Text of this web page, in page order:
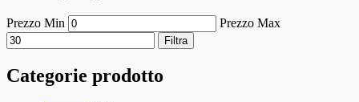
Prezzo Min Prezzo Max
Filtra
Categorie prodotto